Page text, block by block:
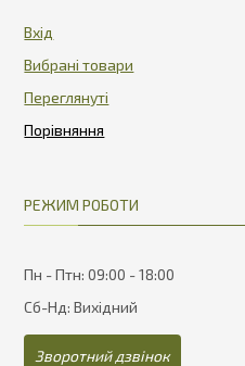
Вхід
Вибрані товари
Переглянуті
РЕЖИМ РОБОТИ
Пн - Птн: 09:00 - 18:00
Сб-Нд: Вихідний
Зворотний дзвінок